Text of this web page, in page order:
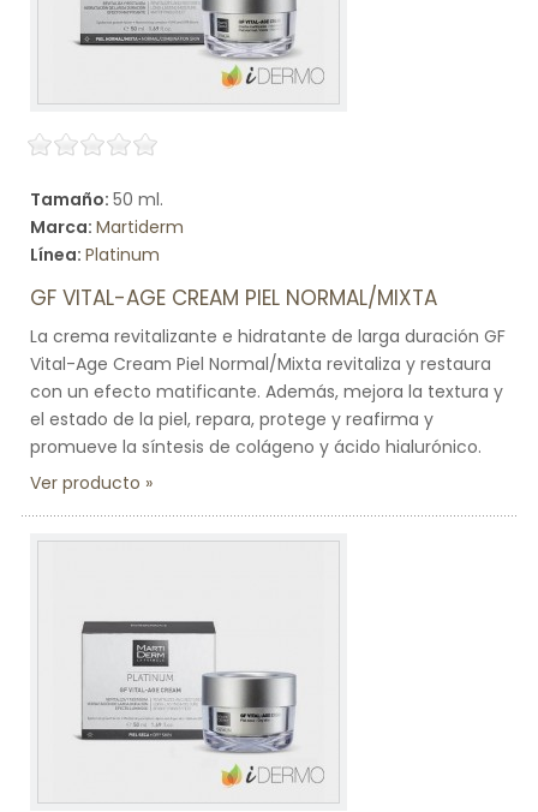
Tamaño: 50 ml.
Marca: Martiderm
Línea: Platinum
GF VITAL-AGE CREAM PIEL NORMAL/MIXTA
La crema revitalizante e hidratante de larga duración GF
Vital-Age Cream Piel Normal/Mixta revitaliza y restaura
con un efecto matificante. Además, mejora la textura y
el estado de la piel, repara, protege y reafirma y
promueve la síntesis de colágeno y ácido hialurónico.
Ver producto